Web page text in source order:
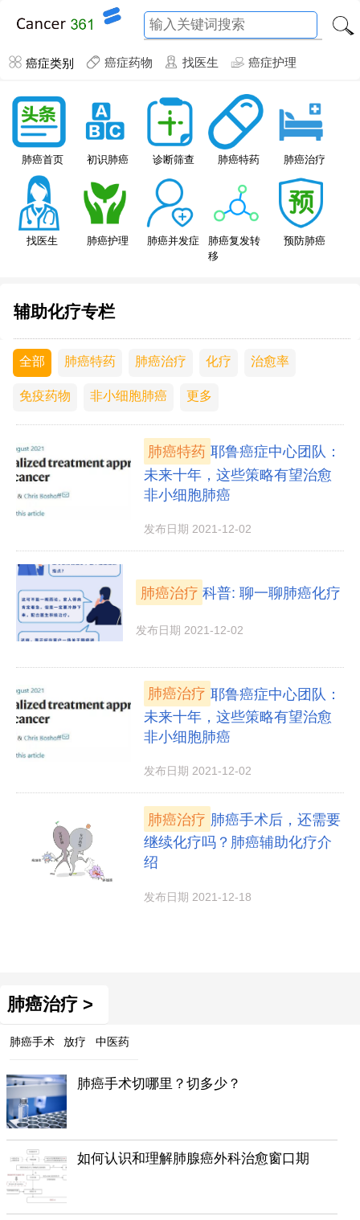
癌症类别 癌症药物 找医生 癌症护理
肺癌首页 初识肺癌 诊断筛查 肺癌特药 肺癌治疗
找医生 肺癌护理 肺癌并发症
肺癌复发转
移
预防肺癌
辅助化疗专栏
全部 肺癌特药 肺癌治疗 化疗 治愈率
免疫药物 非小细胞肺癌 更多
肺癌特药 耶鲁癌症中心团队：
未来十年，这些策略有望治愈
非小细胞肺癌
发布日期 2021-12-02
肺癌治疗 科普: 聊一聊肺癌化疗
发布日期 2021-12-02
肺癌治疗 耶鲁癌症中心团队：
未来十年，这些策略有望治愈
非小细胞肺癌
发布日期 2021-12-02
肺癌治疗 肺癌手术后，还需要
继续化疗吗？肺癌辅助化疗介
绍
发布日期 2021-12-18
肺癌治疗 >
肺癌手术 放疗 中医药
肺癌手术切哪里？切多少？
如何认识和理解肺腺癌外科治愈窗口期